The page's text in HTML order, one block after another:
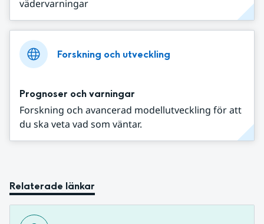
vädervarningar
Forskning och utveckling
Prognoser och varningar
Forskning och avancerad modellutveckling för att
du ska veta vad som väntar.
Relaterade länkar